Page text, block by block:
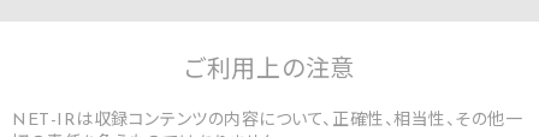
ご利用上の注意
NET-IRは収録コンテンツの内容について、正確性、相当性、その他一